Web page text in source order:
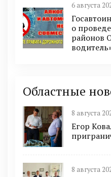
6 августа
о
районов
Областные
8 августа
Егор
8 августа